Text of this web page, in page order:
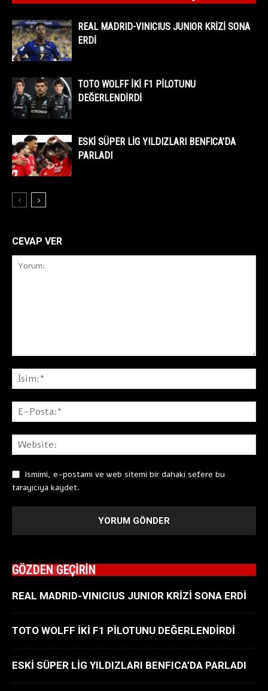
REAL MADRID-VINICIUS JUNIOR KRİZİ SONA
ERDİ
TOTO WOLFF İKİ F1 PİLOTUNU
DEĞERLENDİRDİ
ESKİ SÜPER LİG YILDIZLARI BENFICA’DA
PARLADI
CEVAP VER
Ismimi, e-postamı ve web sitemi bir dahaki sefere bu
tarayıcıya kaydet.
GÖZDEN GEÇİRİN
REAL MADRID-VINICIUS JUNIOR KRİZİ SONA ERDİ
TOTO WOLFF İKİ F1 PİLOTUNU DEĞERLENDİRDİ
ESKİ SÜPER LİG YILDIZLARI BENFICA’DA PARLADI